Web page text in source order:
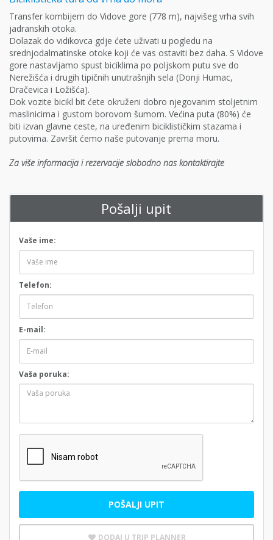
Transfer kombijem do Vidove gore (778 m), najvišeg vrha svih
jadranskih otoka.
Dolazak do vidikovca gdje ćete uživati u pogledu na
srednjodalmatinske otoke koji će vas ostaviti bez daha. S Vidove
gore nastavljamo spust biciklima po poljskom putu sve do
Nerežišća i drugih tipičnih unutrašnjih sela (Donji Humac,
Dračevica i Ložišća).
Dok vozite bicikl bit ćete okruženi dobro njegovanim stoljetnim
maslinicima i gustom borovom šumom. Većina puta (80%) će
biti izvan glavne ceste, na uređenim biciklističkim stazama i
putovima. Završit ćemo naše putovanje prema moru.
Za više informacija i rezervacije slobodno nas kontaktirajte
Pošalji upit
Vaše ime:
Telefon:
E-mail:
Vaša poruka:
POŠALJI UPIT
DODAJ U TRIP PLANNER